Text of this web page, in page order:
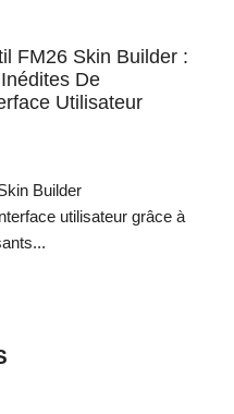
FM26 Skin Builder :
De
Utilisateur
Builder
utilisateur grâce à